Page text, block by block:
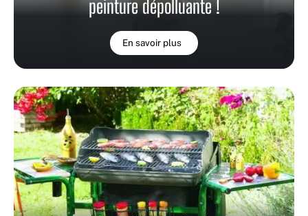
peinture dépolluante !
En savoir plus